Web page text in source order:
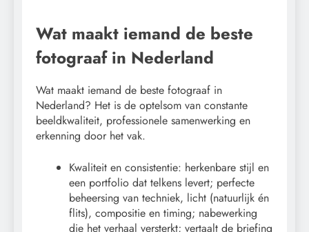
Wat maakt iemand de beste
fotograaf in Nederland
Wat maakt iemand de beste fotograaf in
Nederland? Het is de optelsom van constante
beeldkwaliteit, professionele samenwerking en
erkenning door het vak.
Kwaliteit en consistentie: herkenbare stijl en
een portfolio dat telkens levert; perfecte
beheersing van techniek, licht (natuurlijk én
flits), compositie en timing; nabewerking
die het verhaal versterkt; vertaalt de briefing